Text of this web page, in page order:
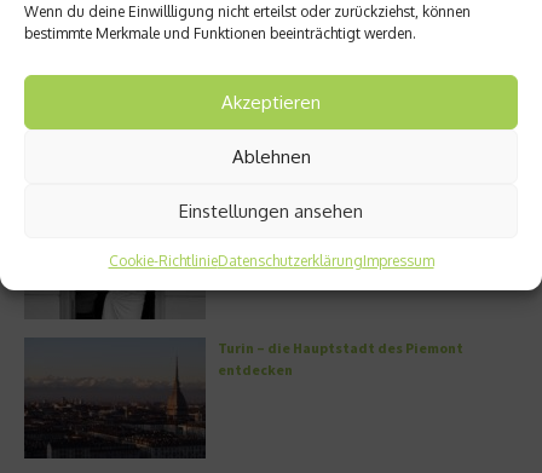
Wenn du deine Einwillligung nicht erteilst oder zurückziehst, können
bestimmte Merkmale und Funktionen beeinträchtigt werden.
Akzeptieren
Ablehnen
Einstellungen ansehen
Cookie-RichtlinieDatenschutzerklärungImpressum
Griechische Kochkunst in Athen: Das Makris
Turin – die Hauptstadt des Piemont
entdecken